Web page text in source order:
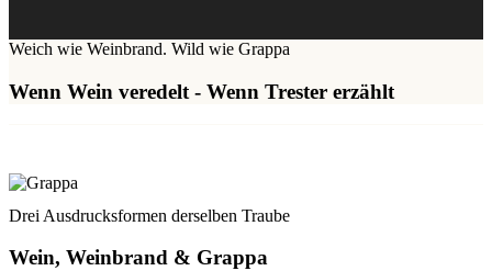
Weich wie Weinbrand. Wild wie Grappa
Wenn Wein veredelt - Wenn Trester erzählt
Drei Ausdrucksformen derselben Traube
Wein, Weinbrand & Grappa